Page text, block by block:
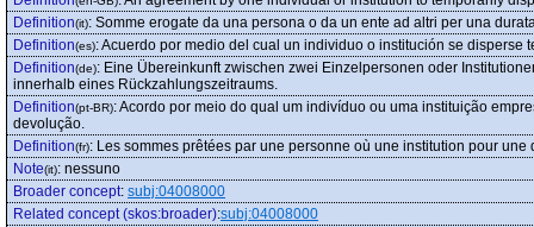
Definition(it): Somme erogate da una persona o da un ente ad altri per una
Definition(es):Acuerdo por medio del cual un individuo o institución se
Definition(de): Eine Übereinkunft zwischen zwei Einzelpersonen oder
innerhalb eines Rückzahlungszeitraums.
Definition(pt-BR):Acordo por meio do qual um indivíduo ou uma instituição
devolução.
Definition(fr): Les sommes prêtées par une personne où une institution pour
Note(it): nessuno
Broader concept: subj:04008000
Related concept (skos:broader):subj:04008000